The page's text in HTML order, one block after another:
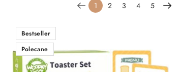
1 2 3 4 5
Bestseller
Polecane